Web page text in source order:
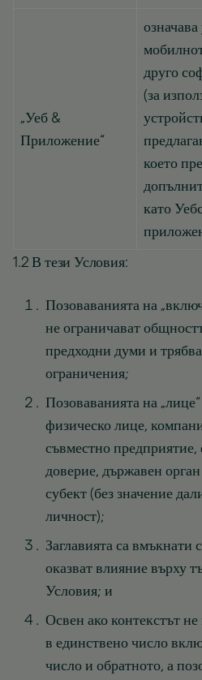
„Уеб &
Приложение“
друго
(за
което
като
1.2 В тези Условия:
Позоваванията на
не ограничават
предходни думи и
ограничения;
Позоваванията на
физическо лице,
съвместно
доверие, държавен
субект (без значение
личност);
Заглавията са вмъкнати
оказват влияние върху
Условия; и
Освен ако контекстът
в единствено число
число и обратното, а